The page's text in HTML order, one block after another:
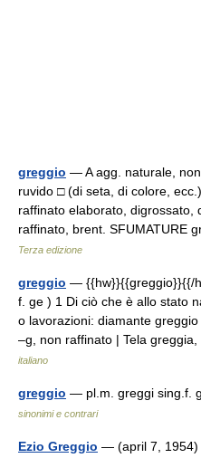
greggio — A agg. naturale,
ruvido □ (di seta, di colore,
raffinato elaborato, digrossato,
raffinato, brent. SFUMATURE
Terza edizione
greggio — {{hw}}{{greggio}}{{/
f. ge ) 1 Di ciò che è allo stato
o lavorazioni: diamante
–g, non raffinato | Tela
italiano
greggio — pl.m. greggi sing.f.
sinonimi e contrari
Ezio Greggio — (april 7, 1954)